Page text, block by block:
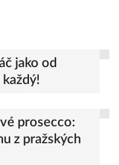
jako od
prosecco:
z pražských